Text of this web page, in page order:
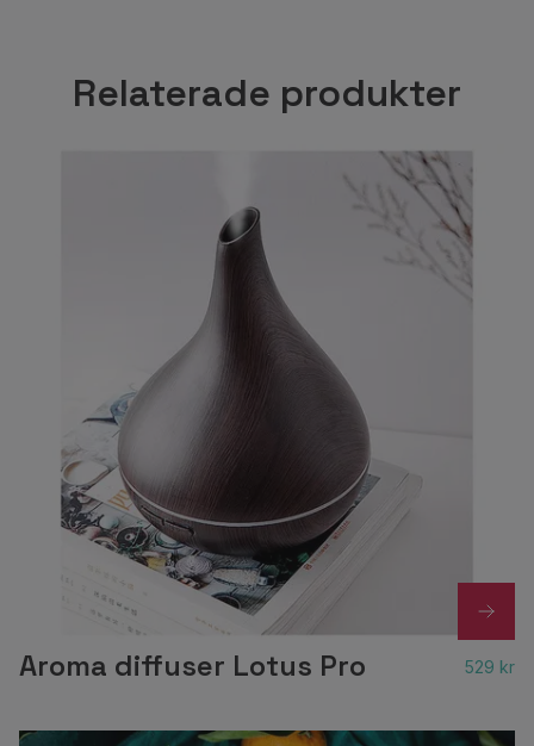
Relaterade produkter
Aroma diffuser Lotus Pro 529 kr